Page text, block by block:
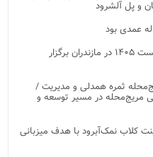
و پل آلشرود
رویدادهای شاخص هنری در نیمه نخست ۱۴۰۵ در مازندران برگزار
ثمره همدلی و مدیریت /
مریج‌محله در مسیر توسعه و
کلاب نمک‌آبرود با هدف میزبانی